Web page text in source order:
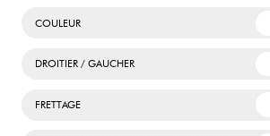
COULEUR
DROITIER / GAUCHER
FRETTAGE